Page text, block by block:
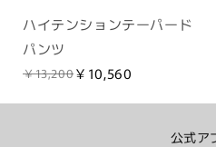
ハイテンションテーパード
パンツ
￥13,200￥10,560
公式ア